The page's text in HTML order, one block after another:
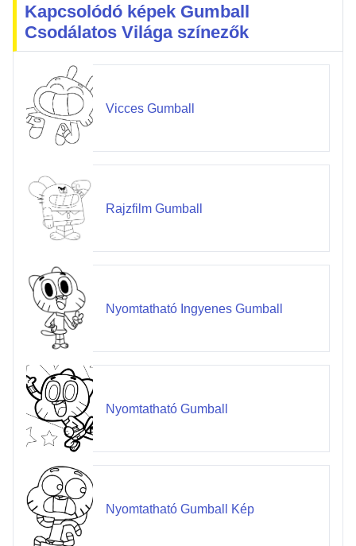
Kapcsolódó képek Gumball
Csodálatos Világa színezők
Vicces Gumball
Rajzfilm Gumball
Nyomtatható Ingyenes Gumball
Nyomtatható Gumball
Nyomtatható Gumball Kép